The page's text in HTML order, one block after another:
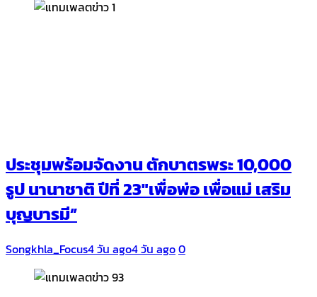
ประชุมพร้อมจัดงาน ตักบาตรพระ 10,000
รูป นานาชาติ ปีที่ 23″เพื่อพ่อ เพื่อแม่ เสริม
บุญบารมี”
Songkhla_Focus4 วัน ago4 วัน ago0